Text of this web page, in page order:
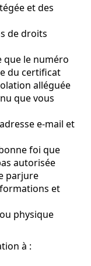
et des
de droits
que le numéro
du certificat
alléguée
que vous
e-mail et
foi que
autorisée
parjure
et
physique
à :